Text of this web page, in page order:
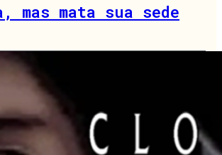
mas mata sua sede